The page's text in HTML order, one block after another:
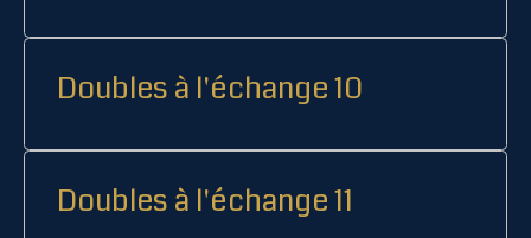
Doubles à l'échange 10
Doubles à l'échange 11